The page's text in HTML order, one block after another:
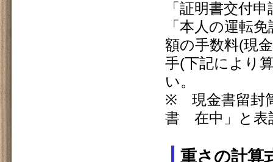
「証明書交付
「本人の運転
額の手数料(現
手(下記により
い。
※ 現金書留封
書 在中」と表
重さの計算